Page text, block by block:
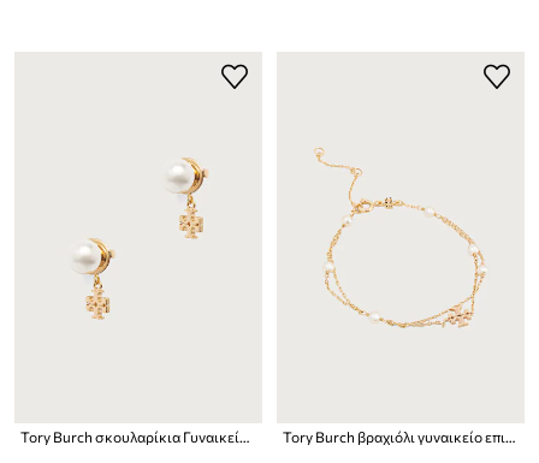
Tory Burch σκουλαρίκια Γυναικεία Moondance Tory Burch βραχιόλι γυναικείο επιχρυσωμένο Moondance